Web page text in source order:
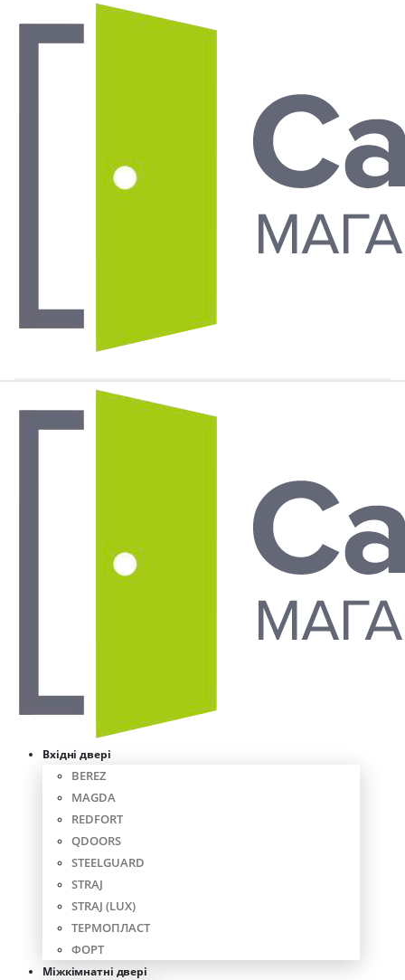
Вхідні двері
BEREZ
MAGDA
REDFORT
QDOORS
STEELGUARD
STRAJ
STRAJ (LUX)
ТЕРМОПЛАСТ
ФОРТ
Міжкімнатні двері